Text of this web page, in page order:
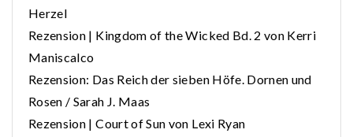
Herzel
Rezension | Kingdom of the Wicked Bd. 2 von Kerri
Maniscalco
Rezension: Das Reich der sieben Höfe. Dornen und
Rosen / Sarah J. Maas
Rezension | Court of Sun von Lexi Ryan